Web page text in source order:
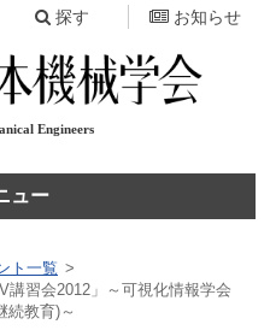
Engineers
ュー
探す お知らせ
ト一覧
習会2012」～可視化情報学会
続教育)～